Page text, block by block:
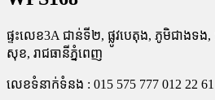
ផ្ទះលេខ3A ជាន់ទី២, ផ្លូវបេតុង, ភូមិជាងទង
សុខ, រាជធានីភ្នំពេញ
លេខទំនាក់ទំនង : 015 575 777 012 22 61